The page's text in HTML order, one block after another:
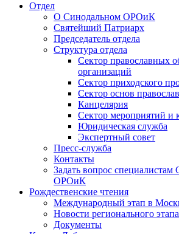
Отдел
О Синодальном ОРОиК
Святейший Патриарх
Председатель отдела
Структура отдела
Сектор православных
организаций
Сектор приходского
Сектор основ
Канцелярия
Сектор мероприятий и
Юридическая служба
Экспертный совет
Пресс-служба
Контакты
Задать вопрос специалистам
ОРОиК
Рождественские чтения
Международный этап в
Новости регионального этапа
Документы